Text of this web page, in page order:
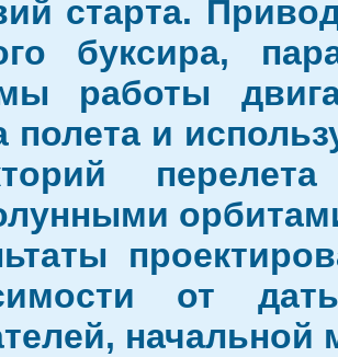
старта.
буксира,
работы
полета и
от
начальной